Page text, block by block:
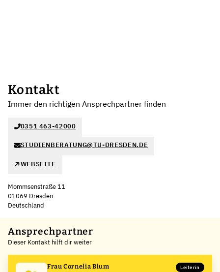
Kontakt
Immer den richtigen Ansprechpartner finden
0351 463-42000
STUDIENBERATUNG@TU-DRESDEN.DE
WEBSEITE
Mommsenstraße 11
01069 Dresden
Deutschland
+
−
Ansprechpartner
Dieser Kontakt hilft dir weiter
Frau Cornelia Blum Leiterin